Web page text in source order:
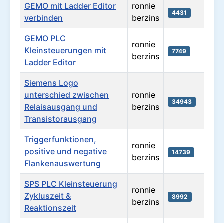
GEMO mit Ladder Editor
verbinden
ronnie
berzins
4431
GEMO PLC
Kleinsteuerungen mit
Ladder Editor
ronnie
berzins
7749
Siemens Logo
unterschied zwischen
Relaisausgang und
Transistorausgang
ronnie
berzins
34943
Triggerfunktionen,
positive und negative
Flankenauswertung
ronnie
berzins
14739
SPS PLC Kleinsteuerung
Zykluszeit &
Reaktionszeit
ronnie
berzins
8992